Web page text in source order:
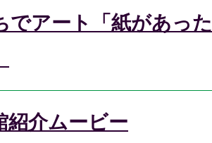
でアート「紙があっ
紹介ムービー